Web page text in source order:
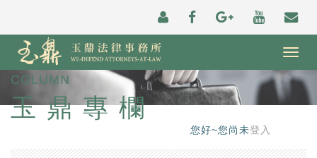
COLUMN
玉鼎專欄
您好~您尚未登入